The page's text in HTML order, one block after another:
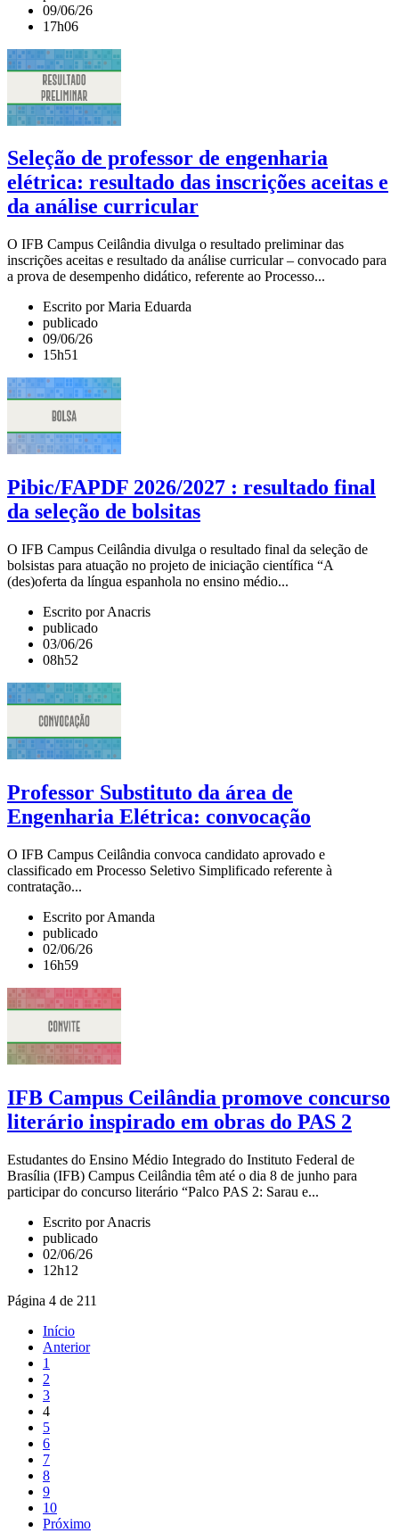
09/06/26
17h06
Seleção de professor de engenharia
elétrica: resultado das inscrições aceitas e
da análise curricular
O IFB Campus Ceilândia divulga o resultado preliminar das
inscrições aceitas e resultado da análise curricular – convocado para
a prova de desempenho didático, referente ao Processo...
Escrito por Maria Eduarda
publicado
09/06/26
15h51
Pibic/FAPDF 2026/2027 : resultado final
da seleção de bolsitas
O IFB Campus Ceilândia divulga o resultado final da seleção de
bolsistas para atuação no projeto de iniciação científica “A
(des)oferta da língua espanhola no ensino médio...
Escrito por Anacris
publicado
03/06/26
08h52
Professor Substituto da área de
Engenharia Elétrica: convocação
O IFB Campus Ceilândia convoca candidato aprovado e
classificado em Processo Seletivo Simplificado referente à
contratação...
Escrito por Amanda
publicado
02/06/26
16h59
IFB Campus Ceilândia promove concurso
literário inspirado em obras do PAS 2
Estudantes do Ensino Médio Integrado do Instituto Federal de
Brasília (IFB) Campus Ceilândia têm até o dia 8 de junho para
participar do concurso literário “Palco PAS 2: Sarau e...
Escrito por Anacris
publicado
02/06/26
12h12
Página 4 de 211
Início
Anterior
1
2
3
4
5
6
7
8
9
10
Próximo